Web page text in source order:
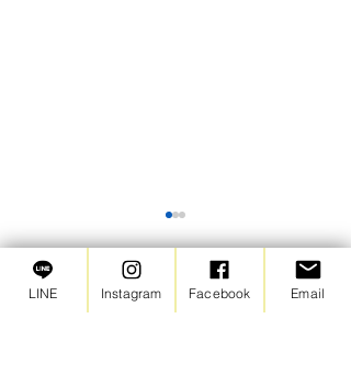
2026年6月は苦情・ご意見と
コメント
LINE Instagram Facebook Email